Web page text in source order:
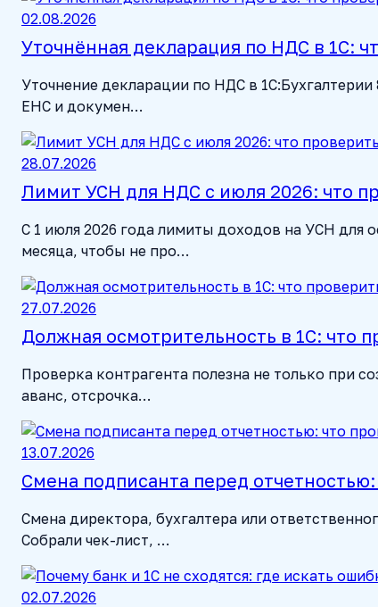
02.08.2026
Уточнённая декларация по НДС в 1С:
Уточнение декларации по НДС в
ЕНС и докумен…
28.07.2026
Лимит УСН для НДС с июля 2026: что
С 1 июля 2026 года лимиты доходов на УСН для
месяца, чтобы не про…
27.07.2026
Должная осмотрительность в 1С: что
Проверка контрагента полезна не только при
аванс, отсрочка…
13.07.2026
Смена подписанта перед
Смена директора, бухгалтера или
Собрали чек-лист, …
02.07.2026